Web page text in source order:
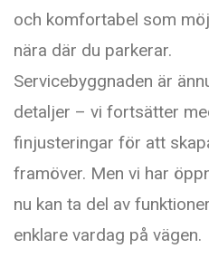
och komfortabel som
nära där du parkerar.
Servicebyggnaden är
detaljer – vi fortsätter
finjusteringar för att
framöver. Men vi har
nu kan ta del av
enklare vardag på vägen.